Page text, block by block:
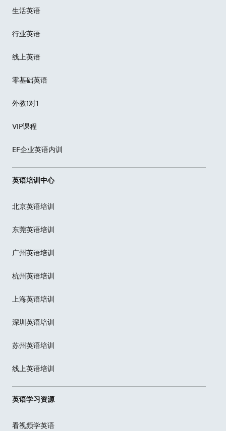
生活英语
行业英语
线上英语
零基础英语
外教1对1
VIP课程
EF企业英语内训
英语培训中心
北京英语培训
东莞英语培训
广州英语培训
杭州英语培训
上海英语培训
深圳英语培训
苏州英语培训
线上英语培训
英语学习资源
看视频学英语